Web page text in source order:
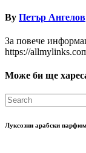
By Петър Ангелов
За повече
https://
Може би ще
Луксозни арабски